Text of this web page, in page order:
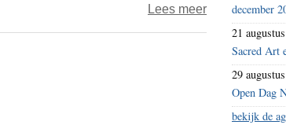
Lees meerover
Gestolen
boeddhabeeld
terug
Nepal
december
21
Sacred Art
29
Open Dag
bekijk de